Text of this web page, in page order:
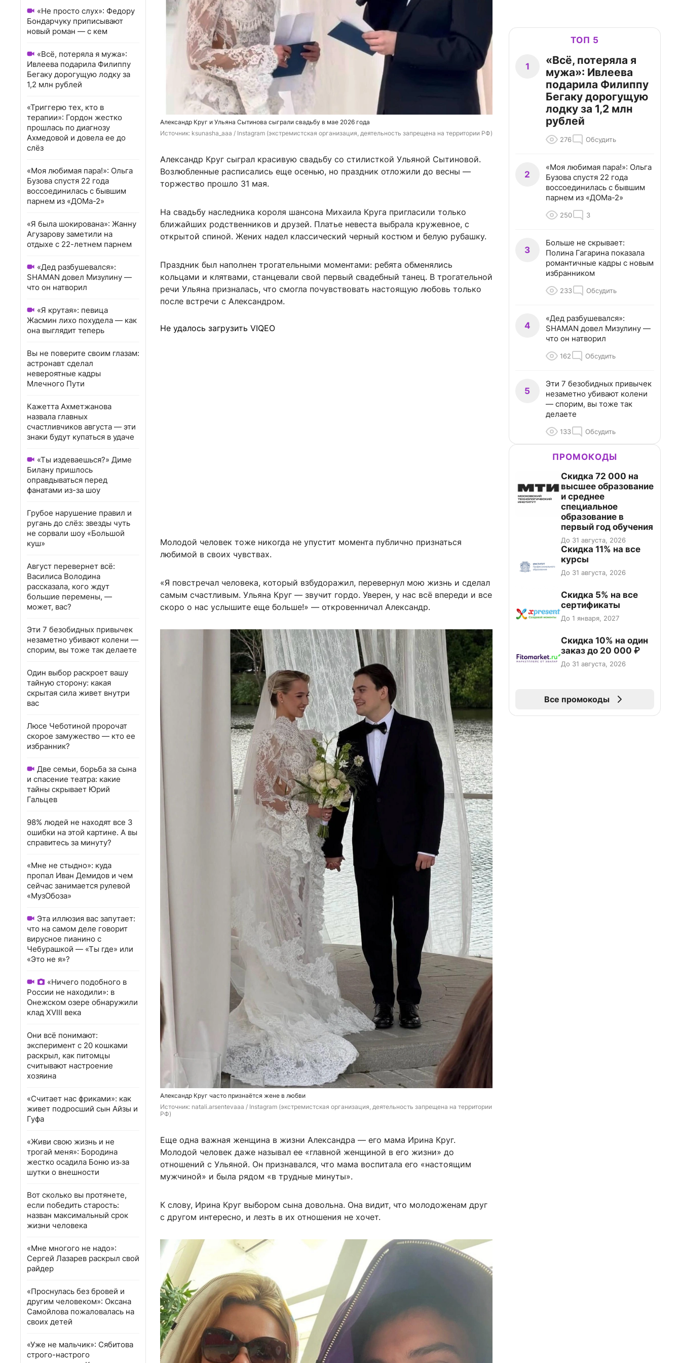
«Не просто слух»: Федору
Бондарчуку приписывают
новый роман — с кем
«Всё, потеряла я мужа»:
Ивлеева подарила Филиппу
Бегаку дорогущую лодку за
1,2 млн рублей
«Триггерю тех, кто в
терапии»: Гордон жестко
прошлась по диагнозу
Ахмедовой и довела ее до
слёз
«Моя любимая пара!»: Ольга
Бузова спустя 22 года
воссоединилась с бывшим
парнем из «ДОМа-2»
«Я была шокирована»: Жанну
Агузарову заметили на
отдыхе с 22-летнем парнем
«Дед разбушевался»:
SHAMAN довел Мизулину —
что он натворил
«Я крутая»: певица
Жасмин лихо похудела — как
она выглядит теперь
Вы не поверите своим глазам:
астронавт сделал
невероятные кадры
Млечного Пути
Кажетта Ахметжанова
назвала главных
счастливчиков августа — эти
знаки будут купаться в удаче
«Ты издеваешься?» Диме
Билану пришлось
оправдываться перед
фанатами из-за шоу
Грубое нарушение правил и
ругань до слёз: звезды чуть
не сорвали шоу «Большой
куш»
Август перевернет всё:
Василиса Володина
рассказала, кого ждут
большие перемены, —
может, вас?
Эти 7 безобидных привычек
незаметно убивают колени —
спорим, вы тоже так делаете
Один выбор раскроет вашу
тайную сторону: какая
скрытая сила живет внутри
вас
Люсе Чеботиной пророчат
скорое замужество — кто ее
избранник?
Две семьи, борьба за сына
и спасение театра: какие
тайны скрывает Юрий
Гальцев
98% людей не находят все 3
ошибки на этой картине. А вы
справитесь за минуту?
«Мне не стыдно»: куда
пропал Иван Демидов и чем
сейчас занимается рулевой
«МузОбоза»
Эта иллюзия вас запутает:
что на самом деле говорит
вирусное пианино с
Чебурашкой — «Ты где» или
«Это не я»?
«Ничего подобного в
России не находили»: в
Онежском озере обнаружили
клад XVIII века
Они всё понимают:
эксперимент с 20 кошками
раскрыл, как питомцы
считывают настроение
хозяина
«Считает нас фриками»: как
живет подросший сын Айзы и
Гуфа
«Живи свою жизнь и не
трогай меня»: Бородина
жестко осадила Боню из‑за
шутки о внешности
Вот сколько вы протянете,
если победить старость:
назван максимальный срок
жизни человека
«Мне многого не надо»:
Сергей Лазарев раскрыл свой
райдер
«Проснулась без бровей и
другим человеком»: Оксана
Самойлова пожаловалась на
своих детей
«Уже не мальчик»: Сябитова
строго-настрого
Александр Круг и Ульяна Сытинова сыграли свадьбу в мае 2026 года
Источник: ksunasha_aaa / Instagram (экстремистская организация, деятельность запрещена на территории РФ)
Александр Круг сыграл красивую свадьбу со стилисткой Ульяной Сытиновой.
Возлюбленные расписались еще осенью, но праздник отложили до весны —
торжество прошло 31 мая.
На свадьбу наследника короля шансона Михаила Круга пригласили только
ближайших родственников и друзей. Платье невеста выбрала кружевное, с
открытой спиной. Жених надел классический черный костюм и белую рубашку.
Праздник был наполнен трогательными моментами: ребята обменялись
кольцами и клятвами, станцевали свой первый свадебный танец. В трогательной
речи Ульяна призналась, что смогла почувствовать настоящую любовь только
после встречи с Александром.
Не удалось загрузить VIQEO
Молодой человек тоже никогда не упустит момента публично признаться
любимой в своих чувствах.
«Я повстречал человека, который взбудоражил, перевернул мою жизнь и сделал
самым счастливым. Ульяна Круг — звучит гордо. Уверен, у нас всё впереди и все
скоро о нас услышите еще больше!» — откровенничал Александр.
Александр Круг часто признаётся жене в любви
Источник: natali.arsentevaaa / Instagram (экстремистская организация, деятельность запрещена на территории
РФ)
Еще одна важная женщина в жизни Александра — его мама Ирина Круг.
Молодой человек даже называл ее «главной женщиной в его жизни» до
отношений с Ульяной. Он признавался, что мама воспитала его «настоящим
мужчиной» и была рядом «в трудные минуты».
К слову, Ирина Круг выбором сына довольна. Она видит, что молодоженам друг
с другом интересно, и лезть в их отношения не хочет.
ТОП 5
1
«Всё, потеряла я
мужа»: Ивлеева
подарила Филиппу
Бегаку дорогущую
лодку за 1,2 млн
рублей
276 Обсудить
2
«Моя любимая пара!»: Ольга
Бузова спустя 22 года
воссоединилась с бывшим
парнем из «ДОМа-2»
250 3
3
Больше не скрывает:
Полина Гагарина показала
романтичные кадры с новым
избранником
233 Обсудить
4
«Дед разбушевался»:
SHAMAN довел Мизулину —
что он натворил
162 Обсудить
5
Эти 7 безобидных привычек
незаметно убивают колени
— спорим, вы тоже так
делаете
133 Обсудить
ПРОМОКОДЫ
Скидка 72 000 на
высшее образование
и среднее
специальное
образование в
первый год обучения
До 31 августа, 2026
Скидка 11% на все
курсы
До 31 августа, 2026
Скидка 5% на все
сертификаты
До 1 января, 2027
Скидка 10% на один
заказ до 20 000 ₽
До 31 августа, 2026
Все промокоды